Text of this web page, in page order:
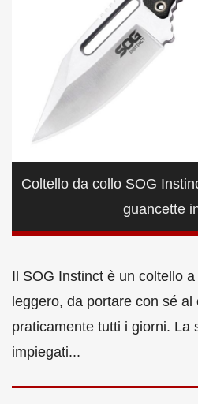
Coltello da collo SOG
guancette
Il SOG Instinct è un coltello
leggero, da portare con sé al
praticamente tutti i giorni. La
impiegati...